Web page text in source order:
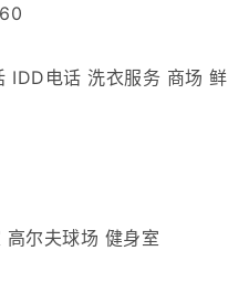
IDD电话 洗衣服务 商场 鲜
尔夫球场 健身室